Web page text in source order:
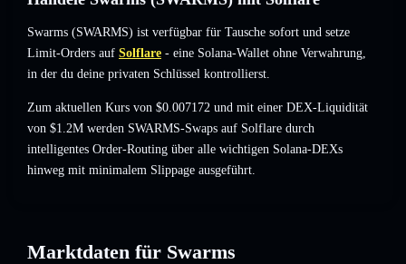
Swarms (SWARMS) ist verfügbar für Tausche sofort und setze
Limit-Orders auf Solflare - eine Solana-Wallet ohne Verwahrung,
in der du deine privaten Schlüssel kontrollierst.
Zum aktuellen Kurs von $0.007172 und mit einer DEX-Liquidität
von $1.2M werden SWARMS-Swaps auf Solflare durch
intelligentes Order-Routing über alle wichtigen Solana-DEXs
hinweg mit minimalem Slippage ausgeführt.
Marktdaten für Swarms